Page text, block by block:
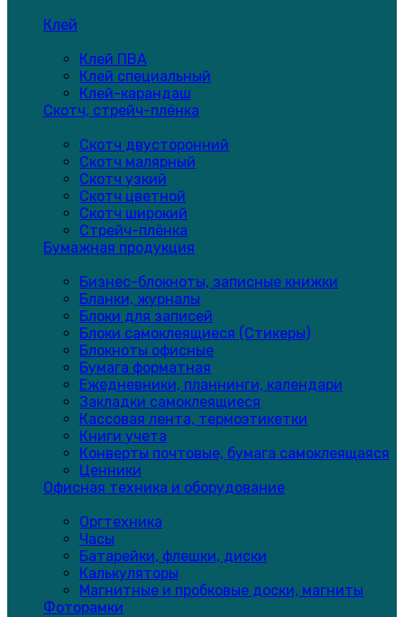
Клей
Клей ПВА
Клей специальный
Клей-карандаш
Скотч, стрейч-плёнка
Скотч двусторонний
Скотч малярный
Скотч узкий
Скотч цветной
Скотч широкий
Стрейч-плёнка
Бумажная продукция
Бизнес-блокноты, записные книжки
Бланки, журналы
Блоки для записей
Блоки самоклеящиеся (Стикеры)
Блокноты офисные
Бумага форматная
Ежедневники, планнинги, календари
Закладки самоклеящиеся
Кассовая лента, термоэтикетки
Книги учета
Конверты почтовые, бумага самоклеящаяся
Ценники
Офисная техника и оборудование
Оргтехника
Часы
Батарейки, флешки, диски
Калькуляторы
Магнитные и пробковые доски, магниты
Фоторамки